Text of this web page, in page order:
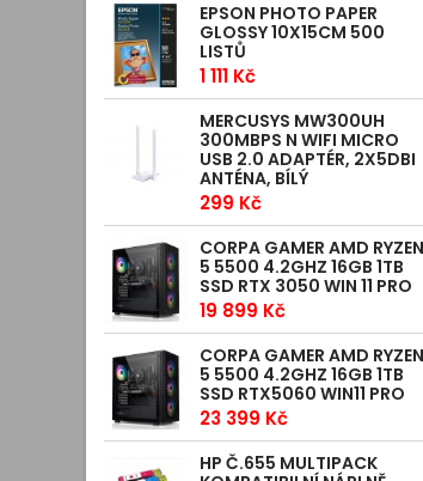
EPSON PHOTO PAPER
GLOSSY 10X15CM 500
LISTŮ
1 111 Kč
MERCUSYS MW300UH
300MBPS N WIFI MICRO
USB 2.0 ADAPTÉR, 2X5DBI
ANTÉNA, BÍLÝ
299 Kč
CORPA GAMER AMD RYZEN
5 5500 4.2GHZ 16GB 1TB
SSD RTX 3050 WIN 11 PRO
19 899 Kč
CORPA GAMER AMD RYZEN
5 5500 4.2GHZ 16GB 1TB
SSD RTX5060 WIN11 PRO
23 399 Kč
HP Č.655 MULTIPACK